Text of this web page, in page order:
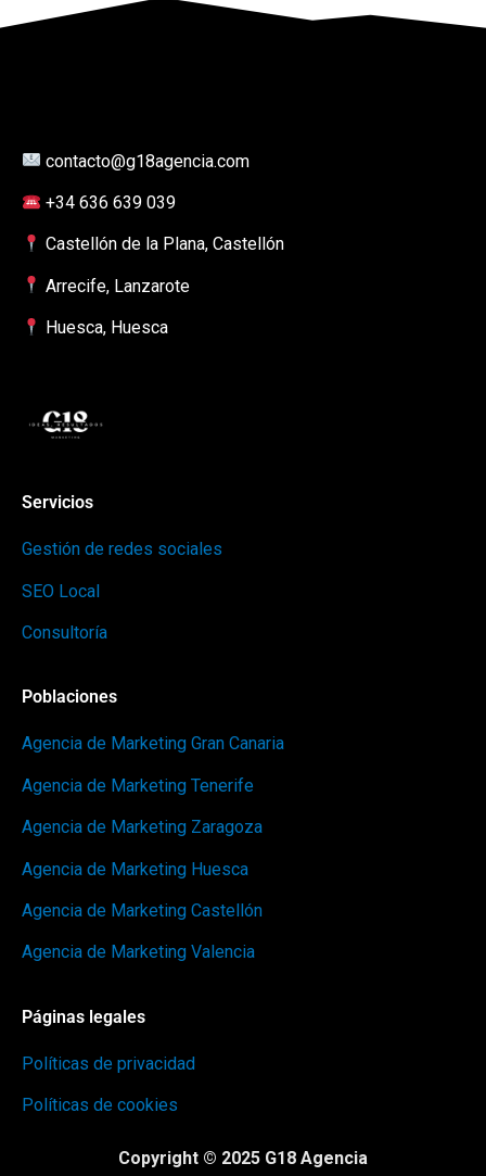
contacto@g18agencia.com
+34 636 639 039
Castellón de la Plana, Castellón
Arrecife, Lanzarote
Huesca, Huesca
Servicios
Gestión de redes sociales
SEO Local
Consultoría
Poblaciones
Agencia de Marketing Gran Canaria
Agencia de Marketing Tenerife
Agencia de Marketing Zaragoza
Agencia de Marketing Huesca
Agencia de Marketing Castellón
Agencia de Marketing Valencia
Páginas legales
Políticas de privacidad
Políticas de cookies
Copyright © 2025 G18 Agencia